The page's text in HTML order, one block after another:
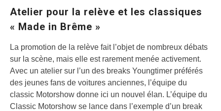
Atelier pour la relève et les classiques
« Made in Brême »
La promotion de la relève fait l’objet de nombreux débats
sur la scène, mais elle est rarement menée activement.
Avec un atelier sur l’un des breaks Youngtimer préférés
des jeunes fans de voitures anciennes, l’équipe du
classic Motorshow donne ici un nouvel élan. L’équipe du
Classic Motorshow se lance dans l’exemple d’un break